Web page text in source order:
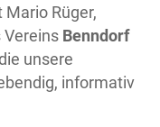
Rüger,
Vereins Benndorf
unsere
informativ